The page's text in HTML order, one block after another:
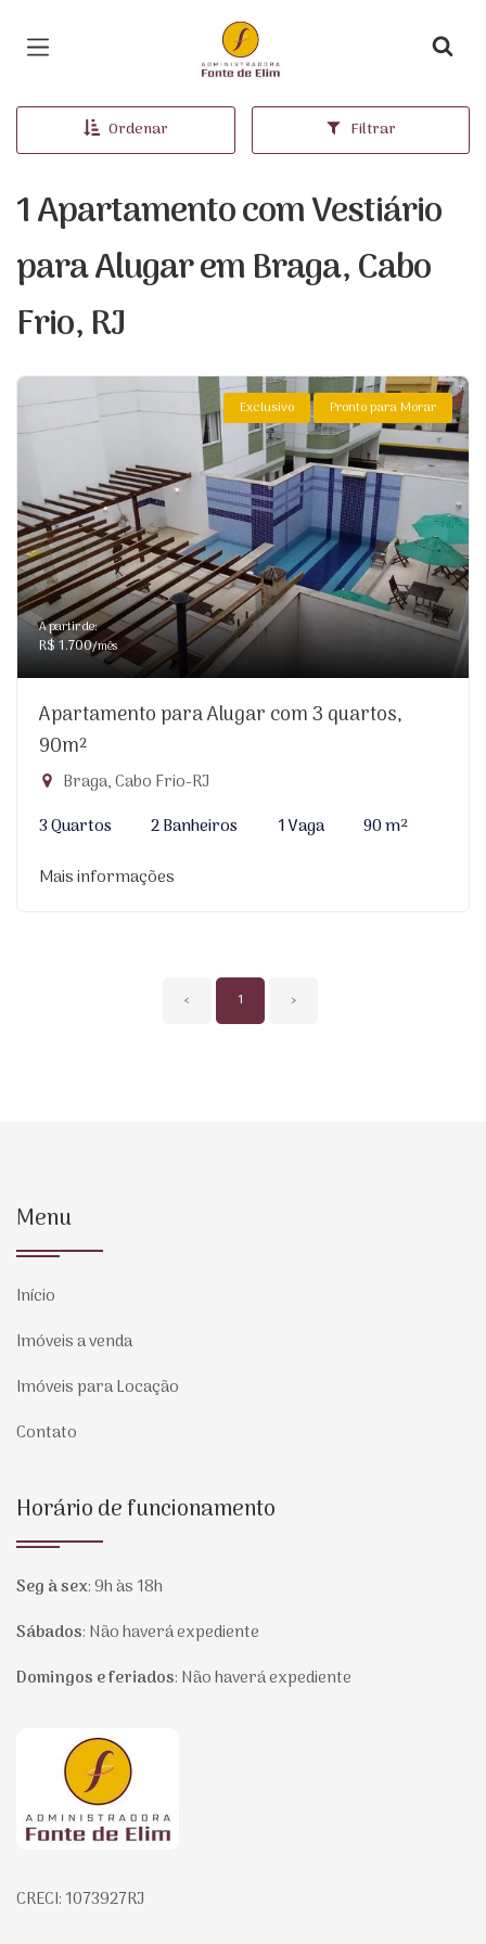
Página inicial
Ordenar Filtrar
1 Apartamento com Vestiário
para Alugar em Braga, Cabo
Frio, RJ
Exclusivo Pronto para Morar
A partir de:
R$ 1.700/mês
Apartamento para Alugar com 3 quartos,
90m²
Braga, Cabo Frio-RJ
3 Quartos
2 Banheiros 1 Vaga
90 m²
Mais informações
‹ 1 ›
Menu
Início
Imóveis a venda
Imóveis para Locação
Contato
Horário de funcionamento
Seg à sex:9h às 18h
Sábados: Não haverá expediente
Domingos e feriados: Não haverá expediente
Página inicial
CRECI: 1073927RJ